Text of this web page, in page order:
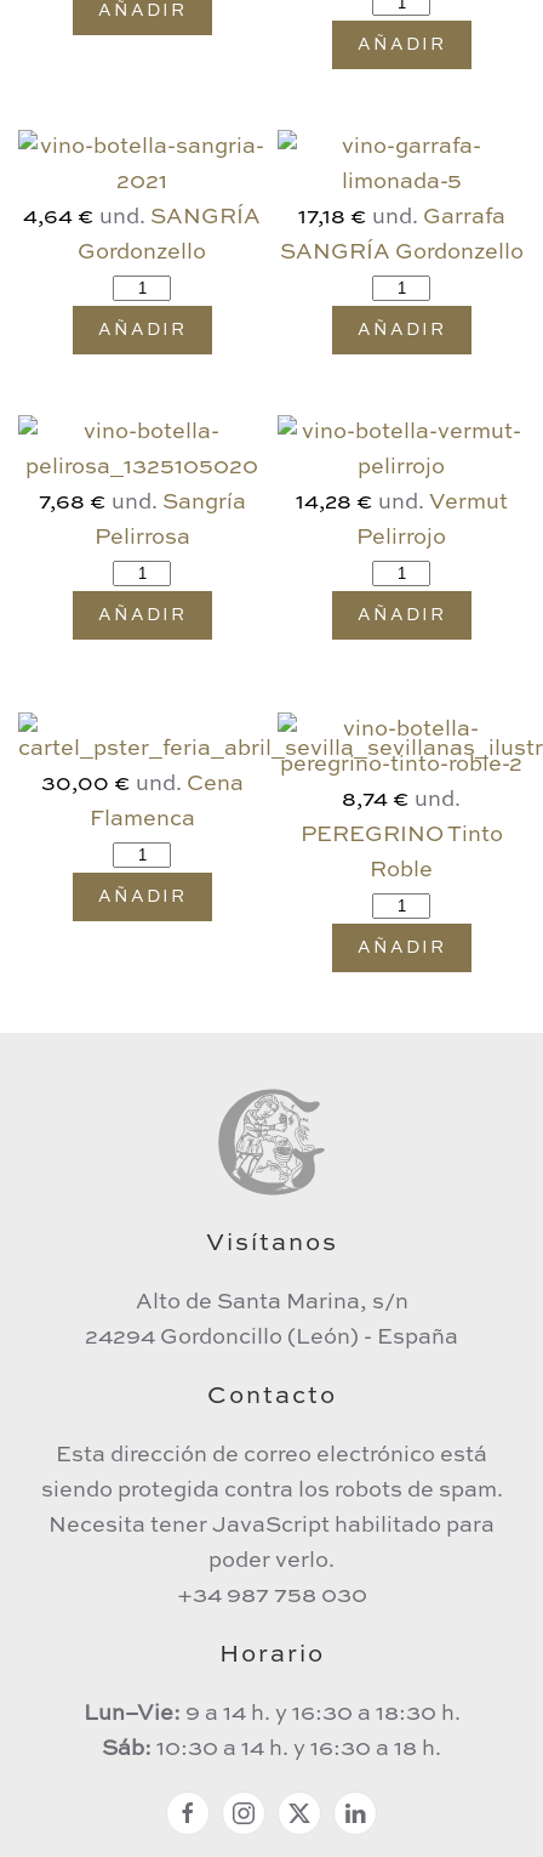
AÑADIR
AÑADIR
4,64 € und. SANGRÍA
Gordonzello
AÑADIR
17,18 € und. Garrafa
SANGRÍA Gordonzello
AÑADIR
7,68 € und. Sangría
Pelirrosa
AÑADIR
14,28 € und. Vermut
Pelirrojo
AÑADIR
30,00 € und. Cena
Flamenca
AÑADIR
8,74 € und.
PEREGRINO Tinto
Roble
AÑADIR
Visítanos
Alto de Santa Marina, s/n
24294 Gordoncillo (León) - España
Contacto
Esta dirección de correo electrónico está
siendo protegida contra los robots de spam.
Necesita tener JavaScript habilitado para
poder verlo.
+34 987 758 030
Horario
Lun–Vie: 9 a 14 h. y 16:30 a 18:30 h.
Sáb: 10:30 a 14 h. y 16:30 a 18 h.